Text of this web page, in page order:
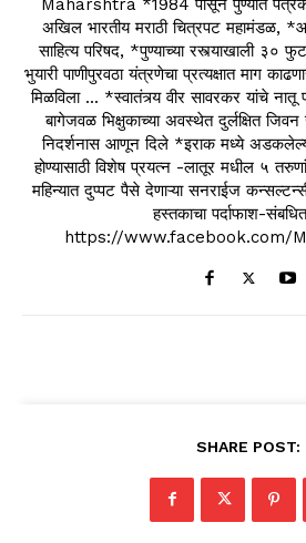
Maharshtra *1984 पासून पुण्यात
अखिल भारतीय मराठी चित्रपट महामंडळ,
साहित्य परिषद, *पुण्याच्या रस्त्याखाली
भुयारी पाणीपुरवठा यंत्रणेचा प्रत्यक्षात माग
मिळविला ... *स्वातंत्र्य वीर सावरकर यांचे
बागेजवळ भिक्षुकाच्या अवस्थेत दुर्लक्षित
निदर्शनास आणून दिले *इराक मध्ये
होण्यासाठी विशेष प्रयत्न -लातूर मधील ५
महिन्यात दुप्पट पैसे देणाऱ्या सनराईज
हस्तकाचा पर्दाफाश-
https://www.facebook.com/
SHARE POST: